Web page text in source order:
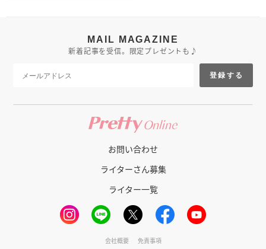
MAIL MAGAZINE
新着記事を受信。限定プレゼントも♪
登録する
お問い合わせ
ライターさん募集
ライター一覧
会社概要 免責事項